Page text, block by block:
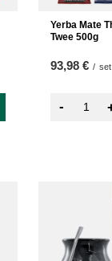
Yerba Mate
Twee 500g
93,98 € / set
-